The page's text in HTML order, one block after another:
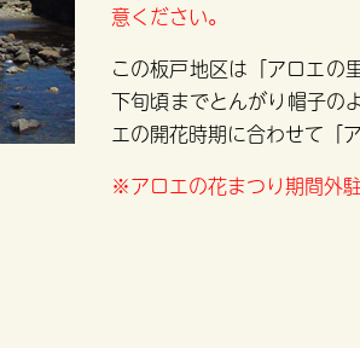
意ください。
この板戸地区は「アロエの
下旬頃までとんがり帽子の
エの開花時期に合わせて「
※アロエの花まつり期間外